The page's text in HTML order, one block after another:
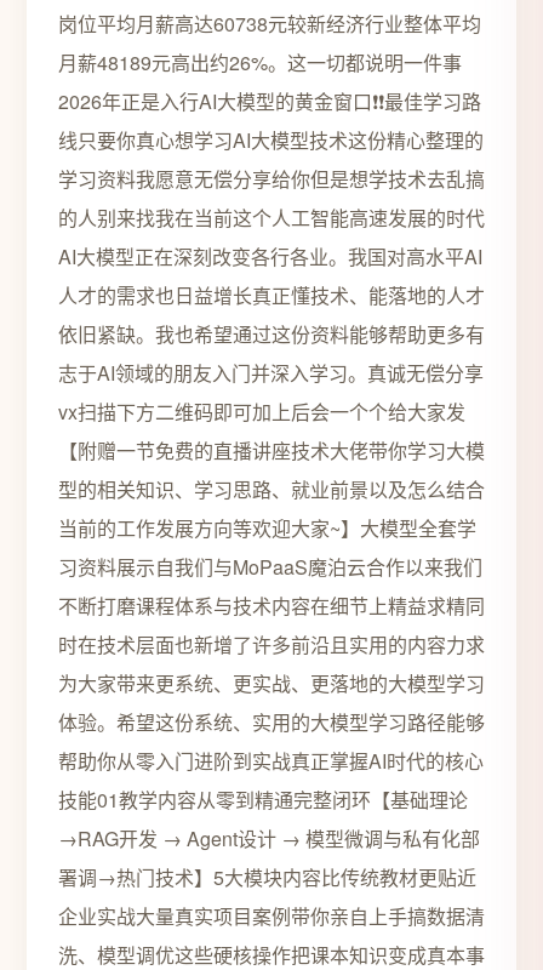
岗位平均月薪高达60738元较新经济行业整体平均
月薪48189元高出约26%。这一切都说明一件事
2026年正是入行AI大模型的黄金窗口❗️❗️最佳学习路
线只要你真心想学习AI大模型技术这份精心整理的
学习资料我愿意无偿分享给你但是想学技术去乱搞
的人别来找我在当前这个人工智能高速发展的时代
AI大模型正在深刻改变各行各业。我国对高水平AI
人才的需求也日益增长真正懂技术、能落地的人才
依旧紧缺。我也希望通过这份资料能够帮助更多有
志于AI领域的朋友入门并深入学习。真诚无偿分享
vx扫描下方二维码即可加上后会一个个给大家发
【附赠一节免费的直播讲座技术大佬带你学习大模
型的相关知识、学习思路、就业前景以及怎么结合
当前的工作发展方向等欢迎大家~】大模型全套学
习资料展示自我们与MoPaaS魔泊云合作以来我们
不断打磨课程体系与技术内容在细节上精益求精同
时在技术层面也新增了许多前沿且实用的内容力求
为大家带来更系统、更实战、更落地的大模型学习
体验。希望这份系统、实用的大模型学习路径能够
帮助你从零入门进阶到实战真正掌握AI时代的核心
技能01教学内容从零到精通完整闭环【基础理论
→RAG开发 → Agent设计 → 模型微调与私有化部
署调→热门技术】5大模块内容比传统教材更贴近
企业实战大量真实项目案例带你亲自上手搞数据清
洗、模型调优这些硬核操作把课本知识变成真本事‌